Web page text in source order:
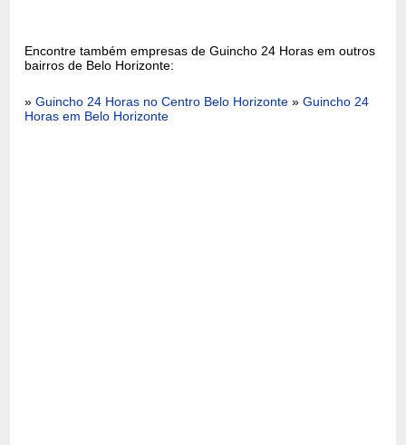
Encontre também empresas de Guincho 24 Horas em outros
bairros de Belo Horizonte:
»Guincho 24 Horas no Centro Belo Horizonte »Guincho 24
Horas em Belo Horizonte